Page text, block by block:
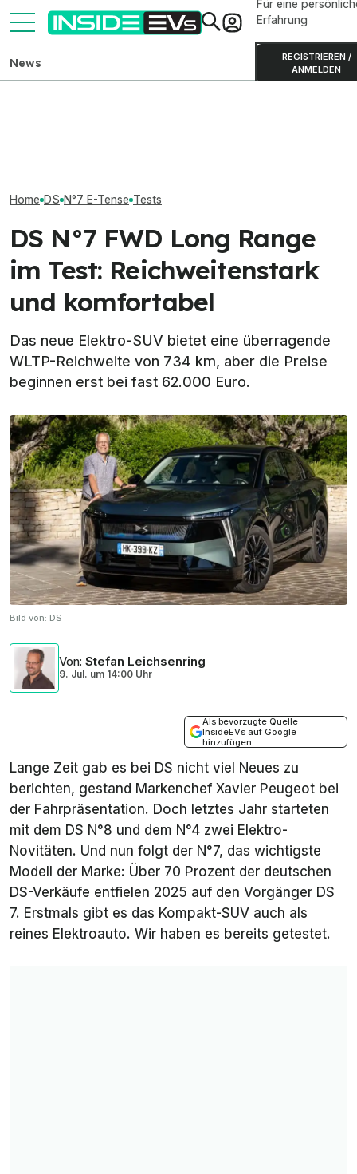
Für eine
Erfahrung
REGISTRIEREN /
ANMELDEN
News
Home DS N°7 E-Tense Tests
DS N°7 FWD Long Range
im Test: Reichweitenstark
und komfortabel
Das neue Elektro-SUV bietet eine überragende
WLTP-Reichweite von 734 km, aber die Preise
beginnen erst bei fast 62.000 Euro.
Bild von: DS
Von: Stefan Leichsenring
9. Jul. um 14:00 Uhr
Als bevorzugte Quelle
InsideEVs auf Google
hinzufügen
Lange Zeit gab es bei DS nicht viel Neues zu
berichten, gestand Markenchef Xavier Peugeot bei
der Fahrpräsentation. Doch letztes Jahr starteten
mit dem DS N°8 und dem N°4 zwei Elektro-
Novitäten. Und nun folgt der N°7, das wichtigste
Modell der Marke: Über 70 Prozent der deutschen
DS-Verkäufe entfielen 2025 auf den Vorgänger DS
7. Erstmals gibt es das Kompakt-SUV auch als
reines Elektroauto. Wir haben es bereits getestet.